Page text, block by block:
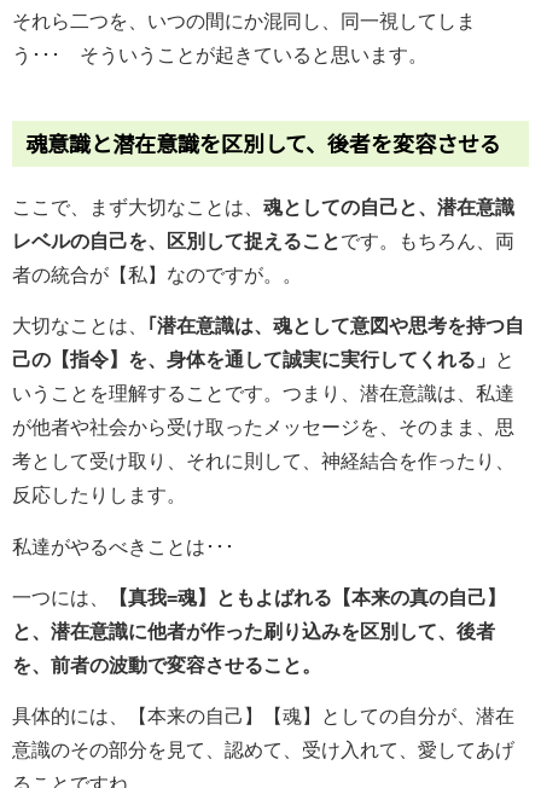
それら二つを、いつの間にか混同し、同一視してしま
う･･･ そういうことが起きていると思います。
魂意識と潜在意識を区別して、後者を変容させる
ここで、まず大切なことは、 魂としての自己と、潜在意識
レベルの自己を、区別して捉えることです。もちろん、両
者の統合が【私】なのですが。。
大切なことは、
｢潜在意識は、魂として意図や思考を持つ自
己の【指令】を、身体を通して誠実に実行してくれる」
と
いうことを理解することです。つまり、潜在意識は、私達
が他者や社会から受け取ったメッセージを、そのまま、思
考として受け取り、それに則して、神経結合を作ったり、
反応したりします。
私達がやるべきことは･･･
一つには、
【真我=魂】ともよばれる【本来の真の自己】
と、潜在意識に他者が作った刷り込みを区別して、後者
を、前者の波動で変容させること。
具体的には、【本来の自己】【魂】としての自分が、潜在
意識のその部分を見て、認めて、受け入れて、愛してあげ